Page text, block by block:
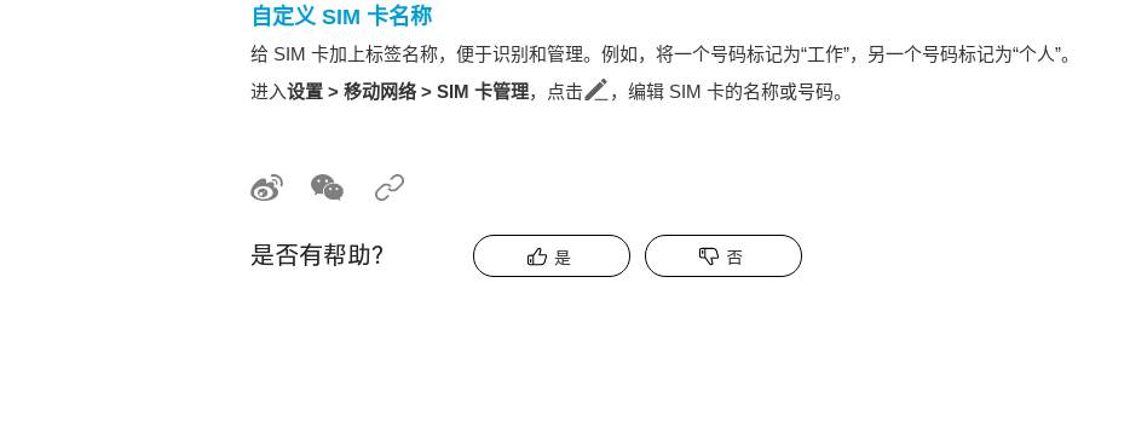
自定义 SIM 卡名称
给 SIM 卡加上标签名称，便于识别和管理。例如，将一个号码标记为“工作”，另一个号码标记为“个人”。
进入设置> 移动网络> SIM 卡管理，点击 ，编辑 SIM 卡的名称或号码。
是否有帮助？ 是 否